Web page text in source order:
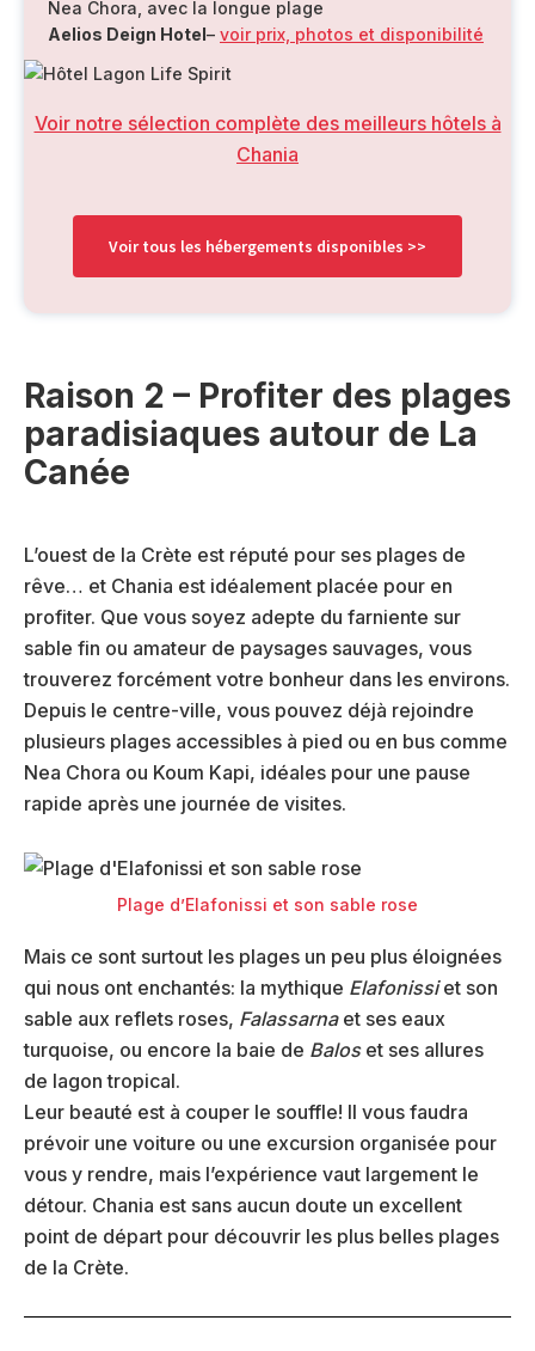
Nea Chora, avec la longue plage
Aelios Deign Hotel– voir prix, photos et disponibilité
Voir notre sélection complète des meilleurs hôtels à
Chania
Voir tous les hébergements disponibles >>
Raison 2 – Profiter des plages
paradisiaques autour de La
Canée
L’ouest de la Crète est réputé pour ses plages de
rêve… et Chania est idéalement placée pour en
profiter. Que vous soyez adepte du farniente sur
sable fin ou amateur de paysages sauvages, vous
trouverez forcément votre bonheur dans les environs.
Depuis le centre-ville, vous pouvez déjà rejoindre
plusieurs plages accessibles à pied ou en bus comme
Nea Chora ou Koum Kapi, idéales pour une pause
rapide après une journée de visites.
Plage d’Elafonissi et son sable rose
Mais ce sont surtout les plages un peu plus éloignées
qui nous ont enchantés: la mythique Elafonissiet son
sable aux reflets roses, Falassarnaet ses eaux
turquoise, ou encore la baie de Baloset ses allures
de lagon tropical.
Leur beauté est à couper le souffle! Il vous faudra
prévoir une voiture ou une excursion organisée pour
vous y rendre, mais l’expérience vaut largement le
détour. Chania est sans aucun doute un excellent
point de départ pour découvrir les plus belles plages
de la Crète.